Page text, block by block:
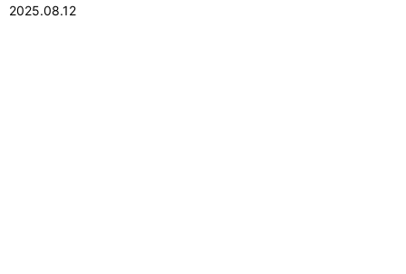
2025.08.12